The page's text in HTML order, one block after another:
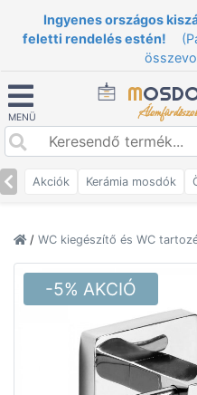
Ingyenes országos
feletti rendelés estén!
MENÜ
M
Akciók Kerámia mosdók
/ WC kiegészítő és WC
-5% AKCIÓ